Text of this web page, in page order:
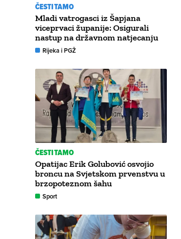
ČESTITAMO
Mladi vatrogasci iz Šapjana
viceprvaci županije: Osigurali
nastup na državnom natjecanju
Rijeka i PGŽ
ČESTITAMO
Opatijac Erik Golubović osvojio
broncu na Svjetskom prvenstvu u
brzopoteznom šahu
Sport